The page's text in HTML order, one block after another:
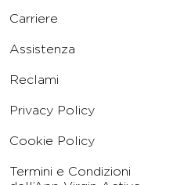
Carriere
Assistenza
Reclami
Privacy Policy
Cookie Policy
Termini e Condizioni